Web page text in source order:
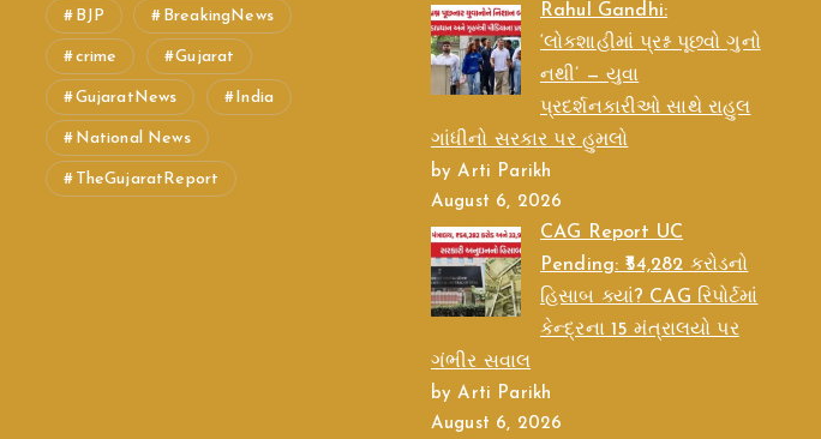
BJP BreakingNews
crime Gujarat
GujaratNews India
National News
TheGujaratReport
Rahul Gandhi:
‘લોકશાહીમાં પ્રશ્ન પૂછવો ગુનો
નથી’ — યુવા
પ્રદર્શનકારીઓ સાથે રાહુલ
ગાંધીનો સરકાર પર હુમલો
by Arti Parikh
August 6, 2026
CAG Report UC
Pending: ₹54,282 કરોડનો
હિસાબ ક્યાં? CAG રિપોર્ટમાં
કેન્દ્રના 15 મંત્રાલયો પર
ગંભીર સવાલ
by Arti Parikh
August 6, 2026